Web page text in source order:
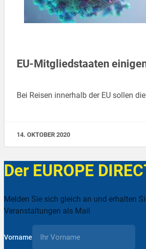
EU-Mitgliedstaaten
Bei Reisen innerhalb der EU sollen
14. OKTOBER 2020
Der EUROPE
Melden Sie sich gleich an und erhalten
Veranstaltungen als Mail
Vorname